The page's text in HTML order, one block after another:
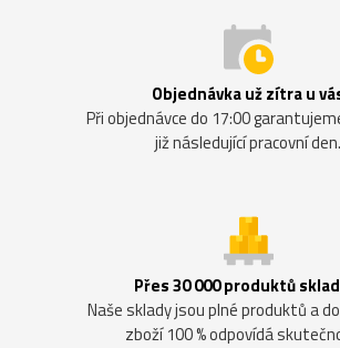
Objednávka už zítra u
Při objednávce do 17:00
již následující pracovní den.
Přes 30 000 produktů
Naše sklady jsou plné produktů a
zboží 100 % odpovídá